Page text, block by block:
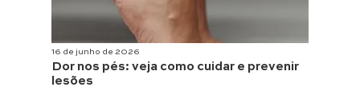
16 de junho de 2026
Dor nos pés: veja como cuidar e prevenir
lesões